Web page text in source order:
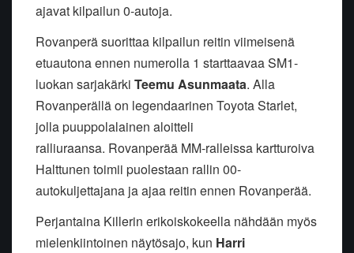
ajavat kilpailun 0-autoja.
Rovanperä suorittaa kilpailun reitin viimeisenä
etuautona ennen numerolla 1 starttaavaa SM1-
luokan sarjakärki Teemu Asunmaata. Alla
Rovanperällä on legendaarinen Toyota Starlet,
jolla puuppolalainen aloitteli
ralliuraansa. Rovanperää MM-ralleissa kartturoiva
Halttunen toimii puolestaan rallin 00-
autokuljettajana ja ajaa reitin ennen Rovanperää.
Perjantaina Killerin erikoiskokeella nähdään myös
mielenkiintoinen näytösajo, kun Harri